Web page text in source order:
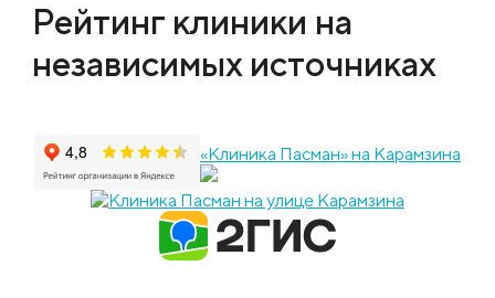
Рейтинг клиники на
независимых источниках
«Клиника Пасман» на Карамзина